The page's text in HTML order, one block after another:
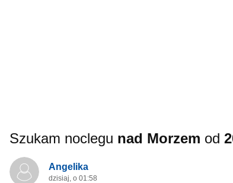
Szukam noclegu nad Morzem od
Angelika
dzisiaj, o 01:58